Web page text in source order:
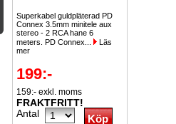
Superkabel guldpläterad PD
Connex 3.5mm minitele aux
stereo - 2 RCA hane 6
meters. PD Connex...
Läs
mer
199:-
159:- exkl. moms
FRAKTFRITT!
Antal